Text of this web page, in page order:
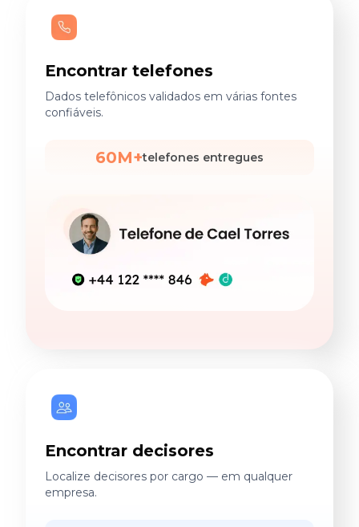
Encontrar telefones
Dados telefônicos validados em várias fontes
confiáveis.
60M+telefones entregues
Encontrar decisores
Localize decisores por cargo — em qualquer
empresa.